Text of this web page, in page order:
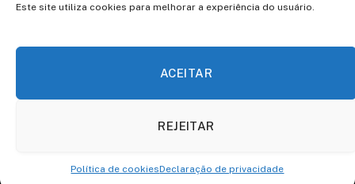
Este site utiliza cookies para melhorar a experiência do usuário.
ACEITAR
REJEITAR
Política de cookiesDeclaração de privacidade
FacebookTwitter InstagramPinterest